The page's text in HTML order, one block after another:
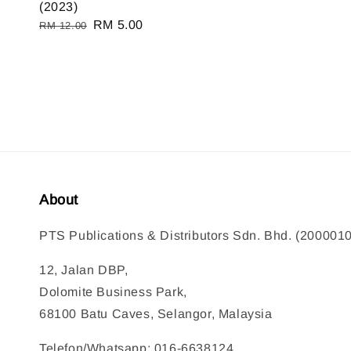
(2023)
Regular
RM 12.00
Sale
RM 5.00
About
PTS Publications & Distributors Sdn. Bhd.
12, Jalan DBP,
Dolomite Business Park,
68100 Batu Caves, Selangor, Malaysia
Telefon/Whatsapp: 016-6638124